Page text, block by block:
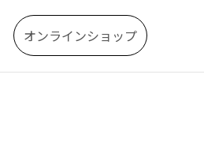
オンラインショップ